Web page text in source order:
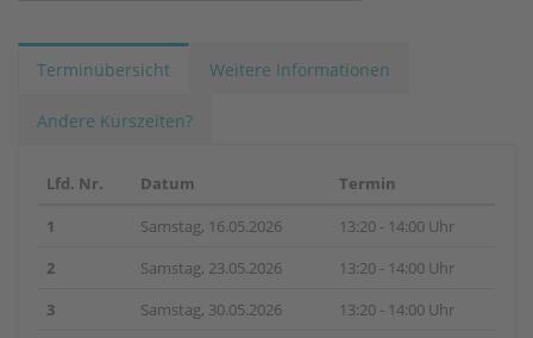
Terminübersicht Weitere Informationen
Andere Kurszeiten?
Lfd. Nr. Datum
Termin
1
Samstag, 16.05.2026
13:20 - 14:00 Uhr
2
Samstag, 23.05.2026
13:20 - 14:00 Uhr
3
Samstag, 30.05.2026
13:20 - 14:00 Uhr